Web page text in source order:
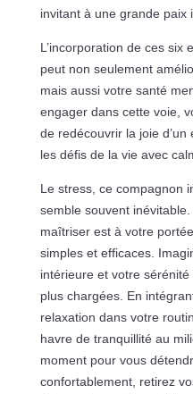
invitant à une grande paix
L’incorporation de ces six
peut non seulement
mais aussi votre santé
engager dans cette voie,
de redécouvrir la joie
les défis de la vie avec
Le stress, ce compagnon
semble souvent
maîtriser est à votre
simples et efficaces.
intérieure et votre
plus chargées. En
relaxation dans votre
havre de tranquillité au
moment pour vous
confortablement, retirez